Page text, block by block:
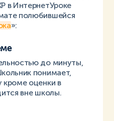
в ИнтернетУроке
полюбившейся
»:
до минуты,
понимает,
кроме оценки в
вне школы.